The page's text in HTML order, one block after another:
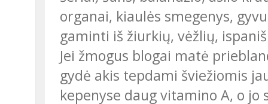
organai, kiaulės smegenys,
gaminti iš žiurkių, vėžlių,
Jei žmogus blogai matė
gydė akis tepdami šviežiomis
kepenyse daug vitamino A, o